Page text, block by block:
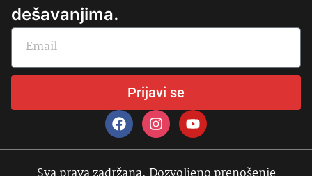
dešavanjima.
Prijavi se